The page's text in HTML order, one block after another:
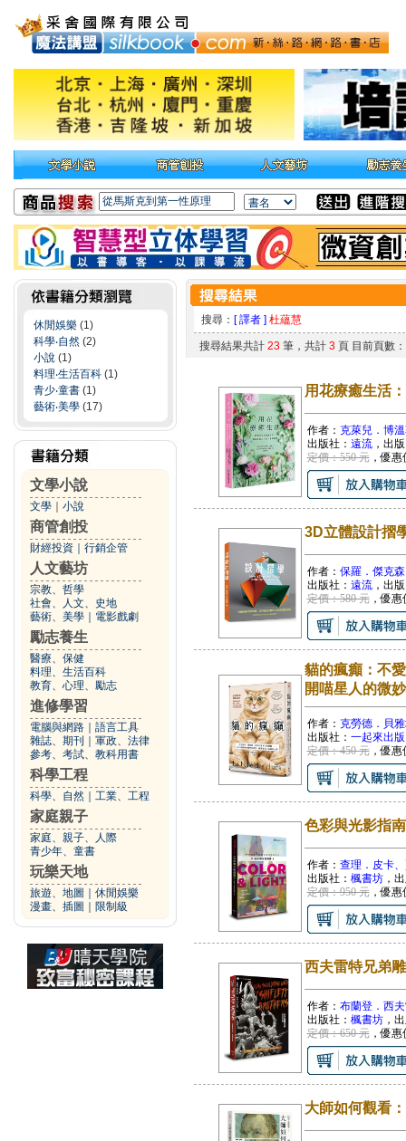
休閒娛樂 (1)
科學‧自然 (2)
小說 (1)
料理‧生活百科 (1)
青少‧童書 (1)
藝術‧美學 (17)
文學小說
文學 小說
商管創投
財經投資 行銷企管
人文藝坊
宗教、哲學
社會、人文、史地
藝術、美學
電影戲劇
勵志養生
醫療、保健
料理、生活百科
教育、心理、勵志
進修學習
電腦與網路
語言工具
雜誌、期刊
軍政、法律
參考、考試、教科用書
科學工程
科學、自然 工業、工程
家庭親子
家庭、親子、人際
青少年、童書
玩樂天地
旅遊、地圖
休閒娛樂
漫畫、插圖
限制級
搜尋： [ 譯者 ] 杜蘊慧
搜尋結果共計 23 筆，共計 3 頁 目前頁數
用花療癒生活
作者： 克萊兒．博
出版社： 遠流，出
定價：550 元，優惠
3D立體設計摺
作者： 保羅．傑克森
出版社： 遠流，出
定價：580 元，優惠
貓的瘋癲：不
開喵星人的微
作者： 克勞德．貝
出版社： 一起來出版
定價：450 元，優惠
色彩與光影指
作者： 查理．皮卡
出版社： 楓書坊，
定價：950 元，優惠
西夫雷特兄弟
作者： 布蘭登．西
出版社： 楓書坊，
定價：650 元，優惠
大師如何觀看